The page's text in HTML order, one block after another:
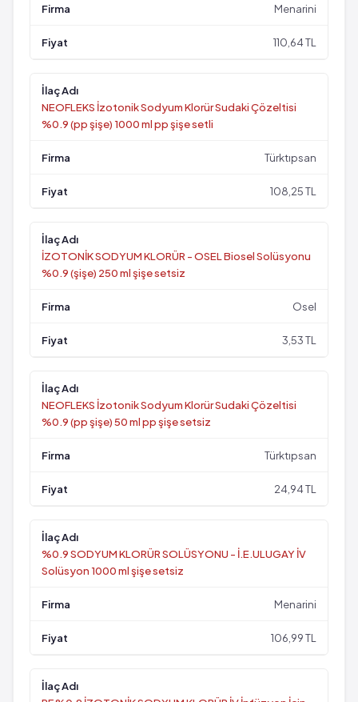
Menarini
110,64 TL
NEOFLEKS İzotonik Sodyum Klorür Sudaki Çözeltisi
%0.9 (pp şişe) 1000 ml pp şişe setli
Türktıpsan
108,25 TL
İZOTONİK SODYUM KLORÜR - OSEL Biosel Solüsyonu
%0.9 (şişe) 250 ml şişe setsiz
Osel
3,53 TL
NEOFLEKS İzotonik Sodyum Klorür Sudaki Çözeltisi
%0.9 (pp şişe) 50 ml pp şişe setsiz
Türktıpsan
24,94 TL
%0.9 SODYUM KLORÜR SOLÜSYONU - İ.E.ULUGAY İV
Solüsyon 1000 ml şişe setsiz
Menarini
106,99 TL